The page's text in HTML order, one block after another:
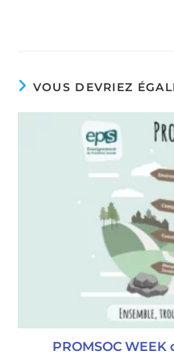
VOUS DEVRIEZ
PROMSOC WEEK